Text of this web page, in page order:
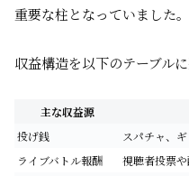
重要な柱となっていました。
収益構造を以下のテーブルに
主な収益源
投げ銭
スパチャ、
ライブバトル報酬
視聴者投票